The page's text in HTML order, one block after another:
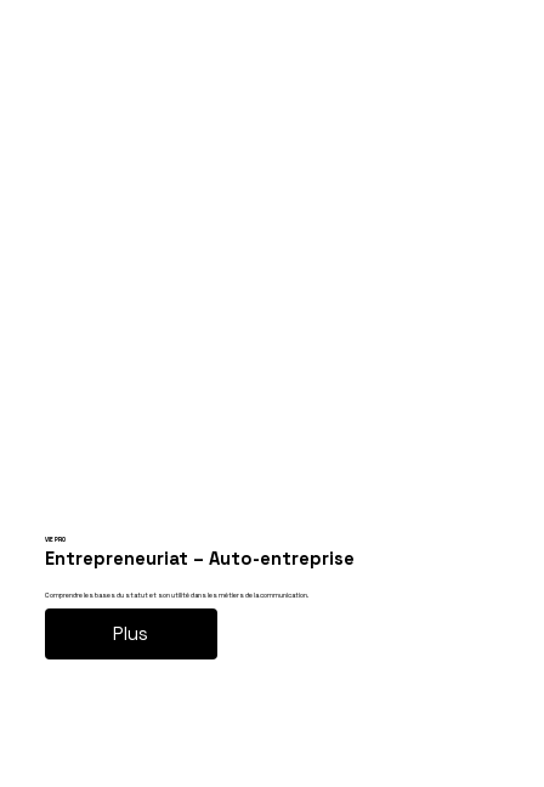
VIE PRO
Entrepreneuriat – Auto-entreprise
Comprendre les bases du statut et son utilité dans les métiers de la communication.
Plus